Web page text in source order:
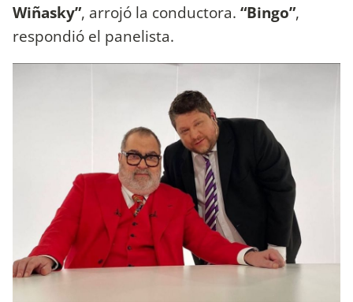
Wiñasky”, arrojó la conductora. “Bingo”,
respondió el panelista.